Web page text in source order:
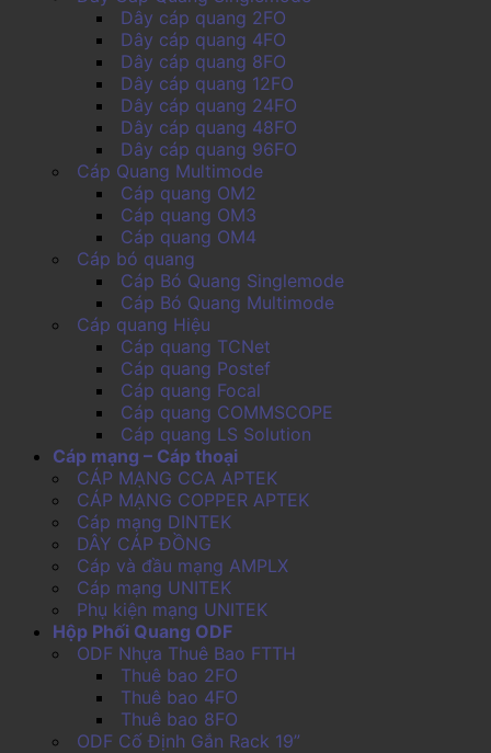
Dây cáp quang 2FO
Dây cáp quang 4FO
Dây cáp quang 8FO
Dây cáp quang 12FO
Dây cáp quang 24FO
Dây cáp quang 48FO
Dây cáp quang 96FO
Cáp Quang Multimode
Cáp quang OM2
Cáp quang OM3
Cáp quang OM4
Cáp bó quang
Cáp Bó Quang Singlemode
Cáp Bó Quang Multimode
Cáp quang Hiệu
Cáp quang TCNet
Cáp quang Postef
Cáp quang Focal
Cáp quang COMMSCOPE
Cáp quang LS Solution
Cáp mạng – Cáp thoại
CÁP MẠNG CCA APTEK
CÁP MẠNG COPPER APTEK
Cáp mạng DINTEK
DÂY CÁP ĐỒNG
Cáp và đầu mạng AMPLX
Cáp mạng UNITEK
Phụ kiện mạng UNITEK
Hộp Phối Quang ODF
ODF Nhựa Thuê Bao FTTH
Thuê bao 2FO
Thuê bao 4FO
Thuê bao 8FO
ODF Cố Định Gắn Rack 19”